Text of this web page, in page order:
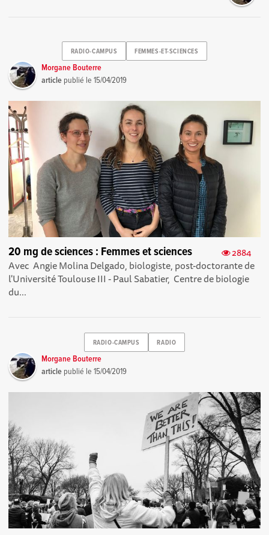
RADIO-CAMPUS FEMMES-ET-SCIENCES
Morgane Bouterre
article publié le15/04/2019
2884
20 mg de sciences : Femmes et sciences
Avec Angie Molina Delgado, biologiste, post-doctorante de
l'Université Toulouse III - Paul Sabatier, Centre de biologie
du...
RADIO-CAMPUS RADIO
Morgane Bouterre
article publié le15/04/2019